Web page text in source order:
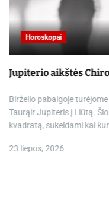
Horoskopai
Jupiterio aikštės
Birželio pabaigoje
Taurąir Jupiteris į Liūtą.
kvadratą, sukeldami kai
23 liepos, 2026